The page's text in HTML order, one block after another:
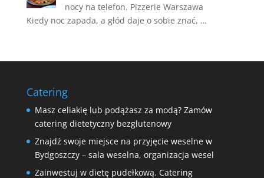
nocy na telefon. Pizzerie Warszawa
Kiedy noc zapada, a głód daje o sobie znać, …
Catering
Masz celiakię lub podążasz za modą? Zamów
catering dietetyczny bezglutenowy
Znajdź swoje miejsce na przyjęcie weselne w
Bydgoszczy – sala weselna, organizacja wesel
Zainwestuj w dietę pudełkową. Catering